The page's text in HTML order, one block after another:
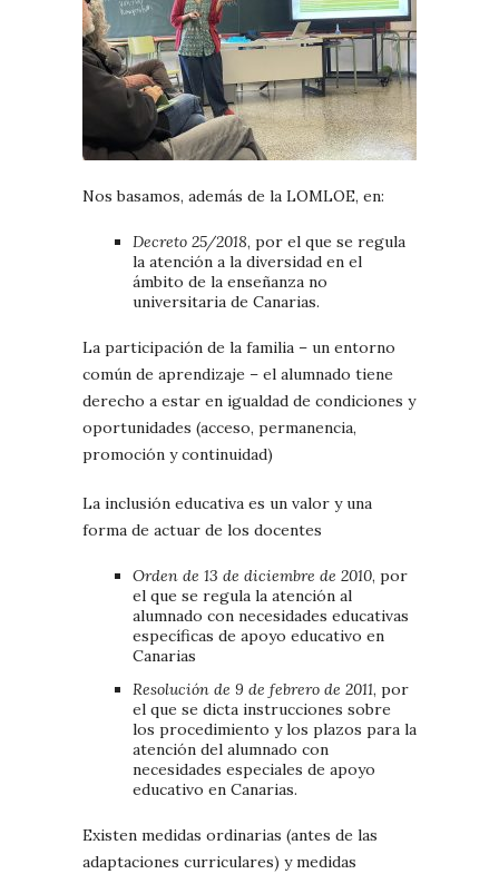
Nos basamos, además de la LOMLOE, en:
Decreto 25/2018, por el que se regula
la atención a la diversidad en el
ámbito de la enseñanza no
universitaria de Canarias.
La participación de la familia – un entorno
común de aprendizaje – el alumnado tiene
derecho a estar en igualdad de condiciones y
oportunidades (acceso, permanencia,
promoción y continuidad)
La inclusión educativa es un valor y una
forma de actuar de los docentes
Orden de 13 de diciembre de 2010, por
el que se regula la atención al
alumnado con necesidades educativas
específicas de apoyo educativo en
Canarias
Resolución de 9 de febrero de 2011, por
el que se dicta instrucciones sobre
los procedimiento y los plazos para la
atención del alumnado con
necesidades especiales de apoyo
educativo en Canarias.
Existen medidas ordinarias (antes de las
adaptaciones curriculares) y medidas